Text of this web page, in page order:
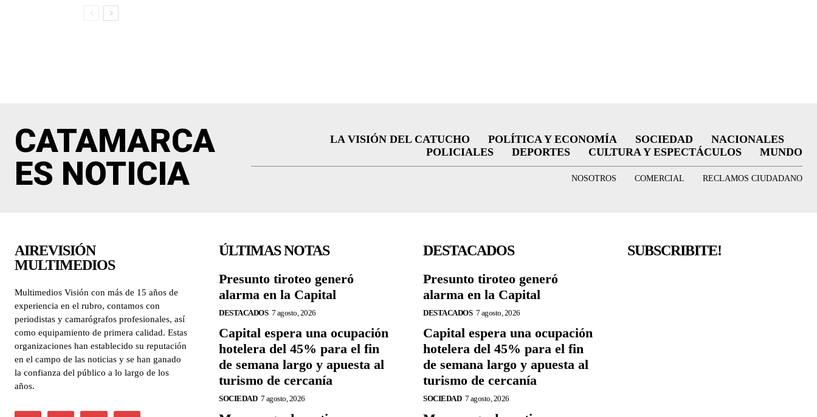
CATAMARCA
ES NOTICIA
LA VISIÓN DEL CATUCHO POLÍTICA Y ECONOMÍA SOCIEDAD
NACIONALES
POLICIALES
DEPORTES CULTURA Y ESPECTÁCULOS MUNDO
NOSOTROS COMERCIAL RECLAMOS CIUDADANO
AIREVISIÓN
MULTIMEDIOS
Multimedios Visión con más de 15 años de
experiencia en el rubro, contamos con
periodistas y camarógrafos profesionales, así
como equipamiento de primera calidad. Estas
organizaciones han establecido su reputación
en el campo de las noticias y se han ganado
la confianza del público a lo largo de los
años.
ÚLTIMAS NOTAS
Presunto tiroteo generó
alarma en la Capital
DESTACADOS 7 agosto, 2026
Capital espera una ocupación
hotelera del 45% para el fin
de semana largo y apuesta al
turismo de cercanía
SOCIEDAD 7 agosto, 2026
DESTACADOS
Presunto tiroteo generó
alarma en la Capital
DESTACADOS 7 agosto, 2026
Capital espera una ocupación
hotelera del 45% para el fin
de semana largo y apuesta al
turismo de cercanía
SOCIEDAD 7 agosto, 2026
SUBSCRIBITE!